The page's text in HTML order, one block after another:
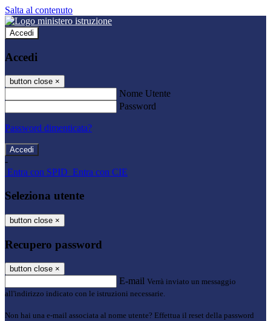
Salta al contenuto
Accedi
Accedi
button close ×
Nome Utente
Password
Password dimenticata?
-
Entra con SPID Entra con CIE
Seleziona utente
button close ×
Recupero password
button close ×
E-mail Verrà inviato un messaggio
all'indirizzo indicato con le istruzioni necessarie.
Non hai una e-mail associata al nome utente? Effettua il reset della password